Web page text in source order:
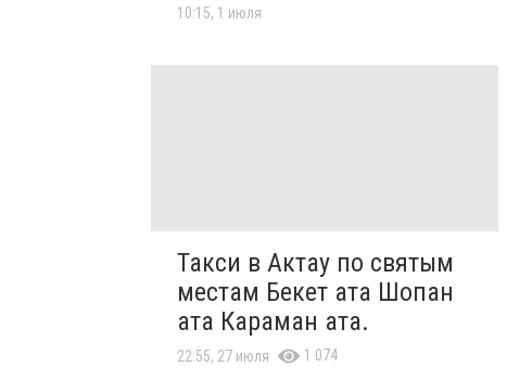
10:15, 1 июля
Такси в Актау по святым
местам Бекет ата Шопан
ата Караман ата.
22:55, 27 июля 1 074